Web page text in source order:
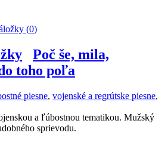
(0)
Poč še, mila,
toho poľa
piesne, vojenské a regrútske piesne,
a ľúbostnou tematikou. Mužský
sprievodu.